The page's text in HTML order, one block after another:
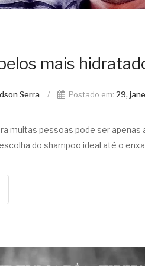
mais
Serra / Postado em: 29,
muitas pessoas pode ser
do shampoo ideal até o